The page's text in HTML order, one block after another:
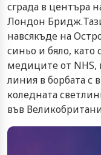
сграда в центъра
Лондон
навсякъде на
синьо и бяло, като
медиците от NHS,
линия в борбата с
коледната
във